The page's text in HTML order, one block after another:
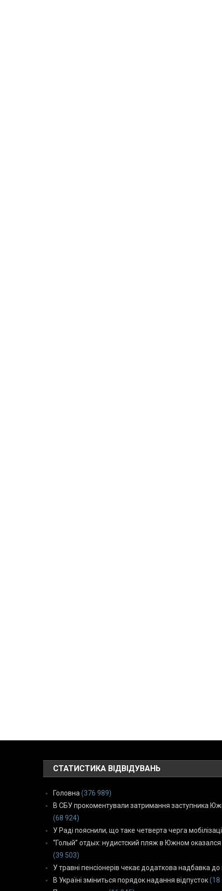
СТАТИСТИКА ВІДВІДУВАНЬ
Головна (376 989)
В СБУ прокоментували затримання заступника
(68 924)
У Раді пояснили, що таке четверта черга
“Голый” отдых: нудистский пляж в Южном
(39 503)
У травні пенсіонерів чекає додаткова надбавка до
В Україні зміниться порядок надання відпусток (18